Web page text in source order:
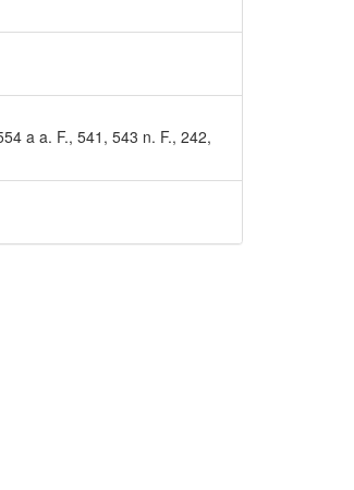
a a. F., 541, 543 n. F., 242,